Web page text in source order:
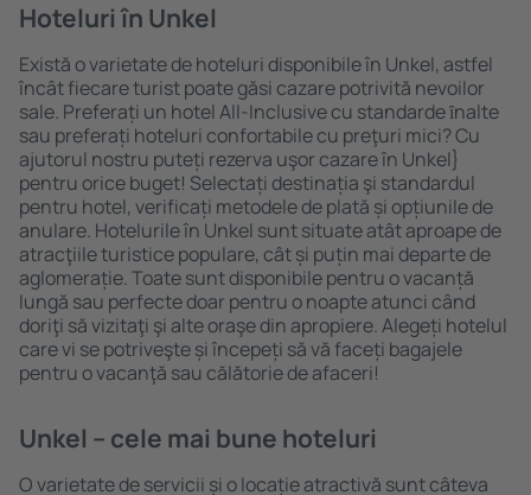
Hoteluri în Unkel
Există o varietate de hoteluri disponibile în Unkel, astfel
încât fiecare turist poate găsi cazare potrivită nevoilor
sale. Preferați un hotel All-Inclusive cu standarde ȋnalte
sau preferați hoteluri confortabile cu preţuri mici? Cu
ajutorul nostru puteți rezerva uşor cazare în Unkel}
pentru orice buget! Selectați destinația şi standardul
pentru hotel, verificați metodele de plată și opțiunile de
anulare. Hotelurile în Unkel sunt situate atât aproape de
atracţiile turistice populare, cât și puțin mai departe de
aglomerație. Toate sunt disponibile pentru o vacanță
lungă sau perfecte doar pentru o noapte atunci când
doriţi să vizitaţi şi alte oraşe din apropiere. Alegeți hotelul
care vi se potriveşte și începeți să vă faceți bagajele
pentru o vacanţă sau călătorie de afaceri!
Unkel – cele mai bune hoteluri
O varietate de servicii și o locație atractivă sunt câteva